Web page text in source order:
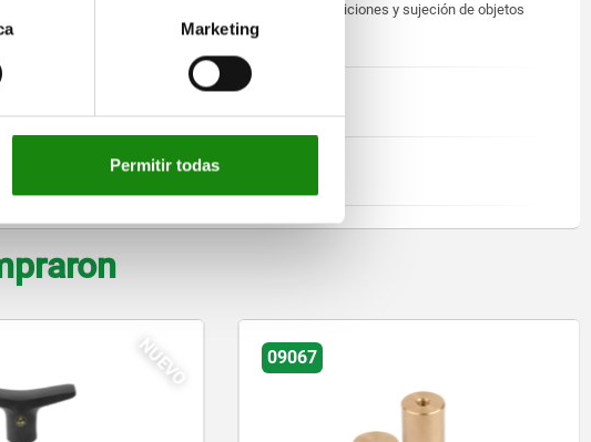
Marketing
Permitir todas
para fines de laboratorio, mediciones y sujeción de objetos
metálicos.
1) Superficie de adherencia
09067-11